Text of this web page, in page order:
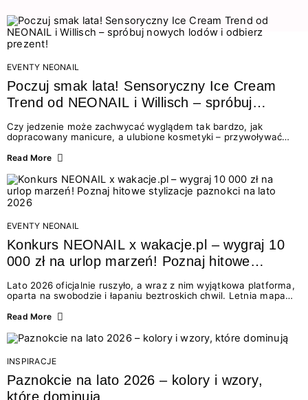
EVENTY NEONAIL
Poczuj smak lata! Sensoryczny Ice Cream
Trend od NEONAIL i Willisch – spróbuj
nowych lodów i odbierz prezent!
Czy jedzenie może zachwycać wyglądem tak bardzo, jak
dopracowany manicure, a ulubione kosmetyki – przywoływać
świata beauty i oszałamiających deserów to coś więcej niż
zmysłami: przez soczysty kolor, aksamitną teksturę,
orzeźwiający zapach i słodki akcent na podniebieniu. Tego lata
NEONAIL łączy siły z marką Willisch, tworząc unikalny projekt
na styku jedzenia i piękna....
Read More
EVENTY NEONAIL
Konkurs NEONAIL x wakacje.pl – wygraj 10
000 zł na urlop marzeń! Poznaj hitowe
Lato 2026 oficjalnie ruszyło, a wraz z nim wyjątkowa platforma,
oparta na swobodzie i łapaniu beztroskich chwil. Letnia mapa
doświadczenia wakacji – od spontanicznych wyjazdów, przez
Motywem przewodnim jest eksplorowanie i kolekcjonowanie
letnich momentów. Z tej okazji przygotowaliśmy coś absolutnie
wyjątkowego: wielki konkurs z wakacje.pl oraz dawkę
najgorętszych trendów w...
Read More
INSPIRACJE
Paznokcie na lato 2026 – kolory i wzory,
które dominują